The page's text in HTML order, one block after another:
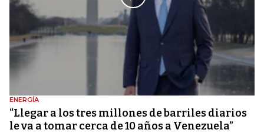
ENERGÍA
“Llegar a los tres millones de barriles diarios
le va a tomar cerca de 10 años a Venezuela”